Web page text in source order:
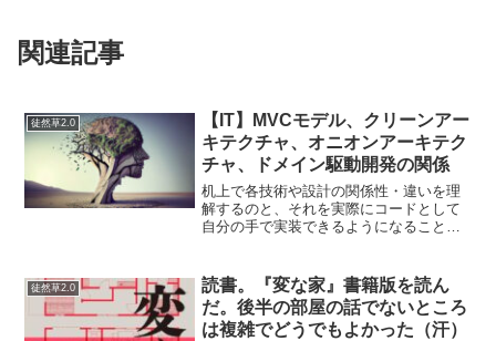
関連記事
徒然草2.0
【IT】MVCモデル、クリーンアー
キテクチャ、オニオンアーキテク
チャ、ドメイン駆動開発の関係
机上で各技術や設計の関係性・違いを理
解するのと、それを実際にコードとして
自分の手で実装できるようになることの
実装レベルで使いこなすことであり、さ
らに高い生産性と低コスト...
徒然草2.0
読書。『変な家』書籍版を読ん
だ。後半の部屋の話でないところ
は複雑でどうでもよかった（汗）